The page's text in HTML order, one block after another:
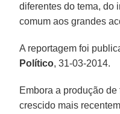
diferentes do tema, do
comum aos grandes
A reportagem foi
Político, 31-03-2014.
Embora a produção
crescido mais